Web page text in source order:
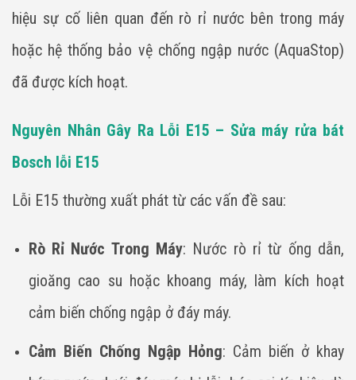
hiệu sự cố liên quan đến rò rỉ nước bên trong máy
hoặc hệ thống bảo vệ chống ngập nước (AquaStop)
đã được kích hoạt.
Nguyên Nhân Gây Ra Lỗi E15 – Sửa máy rửa bát
Bosch lỗi E15
Lỗi E15 thường xuất phát từ các vấn đề sau:
Rò Rỉ Nước Trong Máy: Nước rò rỉ từ ống dẫn,
gioăng cao su hoặc khoang máy, làm kích hoạt
cảm biến chống ngập ở đáy máy.
Cảm Biến Chống Ngập Hỏng: Cảm biến ở khay